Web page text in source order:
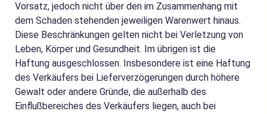
Vorsatz, jedoch nicht über den im Zusammenhang mit
dem Schaden stehenden jeweiligen Warenwert hinaus.
Diese Beschränkungen gelten nicht bei Verletzung von
Leben, Körper und Gesundheit. Im übrigen ist die
Haftung ausgeschlossen. Insbesondere ist eine Haftung
des Verkäufers bei Lieferverzögerungen durch höhere
Gewalt oder andere Gründe, die außerhalb des
Einflußbereiches des Verkäufers liegen, auch bei